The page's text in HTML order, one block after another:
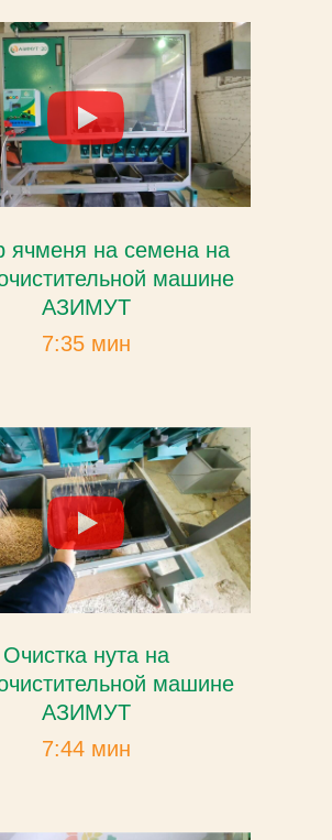
ячменя на семена на
машине
АЗИМУТ
Очистка нута на
машине
АЗИМУТ
7:35 мин
7:44 мин